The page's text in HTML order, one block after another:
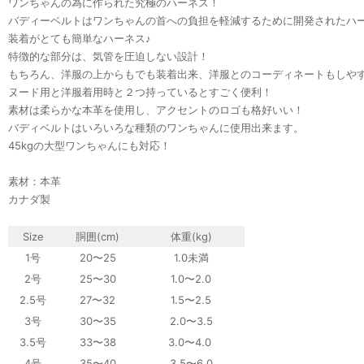
バディーベルトはワンちゃんの首への負担を軽減するために開発されたハ
装着がとても簡単なハーネス♪
特徴的な部分は、気管を圧迫しない設計！
もちろん、洋服の上からもでも装着出来、洋服とのコーディネートもしや
ヌード用と洋服着用時と２つ持っているとすごく便利！
素材は柔らかな本革を使用し、アクセントのロゴも格好いい！
バディベルトはいろいろな種類のワンちゃんに使用出来ます。
45kgの大型ワンちゃんにも対応！
素材：本革
カナダ製
Size 胴囲(cm) 体重(kg)
1号
20〜25
1.0未満
2号
25〜30
1.0〜2.0
2.5号
27〜32
1.5〜2.5
3号
30〜35
2.0〜3.5
3.5号
33〜38
3.0〜4.0